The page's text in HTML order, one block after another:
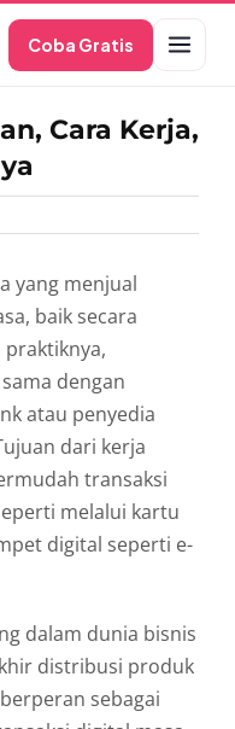
Coba Gratis
Cara Kerja,
yang menjual
baik secara
praktiknya,
sama dengan
atau penyedia
dari kerja
transaksi
melalui kartu
digital seperti e-
dalam dunia bisnis
distribusi produk
berperan sebagai